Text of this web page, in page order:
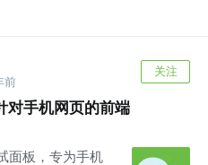
前
关注
对手机网页的前端
面板，专为手机